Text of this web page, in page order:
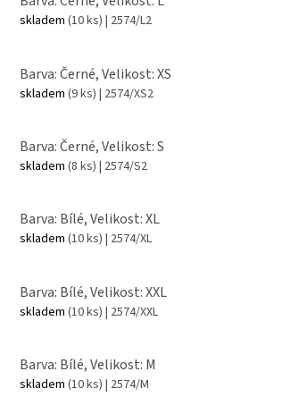
skladem (10 ks) | 2574/L2
Barva: Černé, Velikost: XS
skladem (9 ks) | 2574/XS2
Barva: Černé, Velikost: S
skladem (8 ks) | 2574/S2
Barva: Bílé, Velikost: XL
skladem (10 ks) | 2574/XL
Barva: Bílé, Velikost: XXL
skladem (10 ks) | 2574/XXL
Barva: Bílé, Velikost: M
skladem (10 ks) | 2574/M